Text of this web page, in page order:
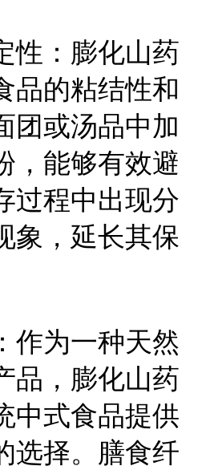
性：膨化山药
品的粘结性和
团或汤品中加
，能够有效避
过程中出现分
象，延长其保
作为一种天然
品，膨化山药
中式食品提供
选择。膳食纤